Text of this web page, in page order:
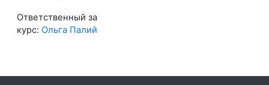
Ответственный за
курс: Ольга Палий